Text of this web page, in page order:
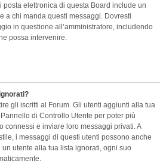
elettronica di questa Board include un
a chi manda questi messaggi. Dovresti
in questione all’amministratore, includendo
possa intervenire.
gli iscritti al Forum. Gli utenti aggiunti alla tua
di Controllo Utente per poter più
connessi e inviare loro messaggi privati. A
i messaggi di questi utenti possono anche
utente alla tua lista ignorati, ogni suo